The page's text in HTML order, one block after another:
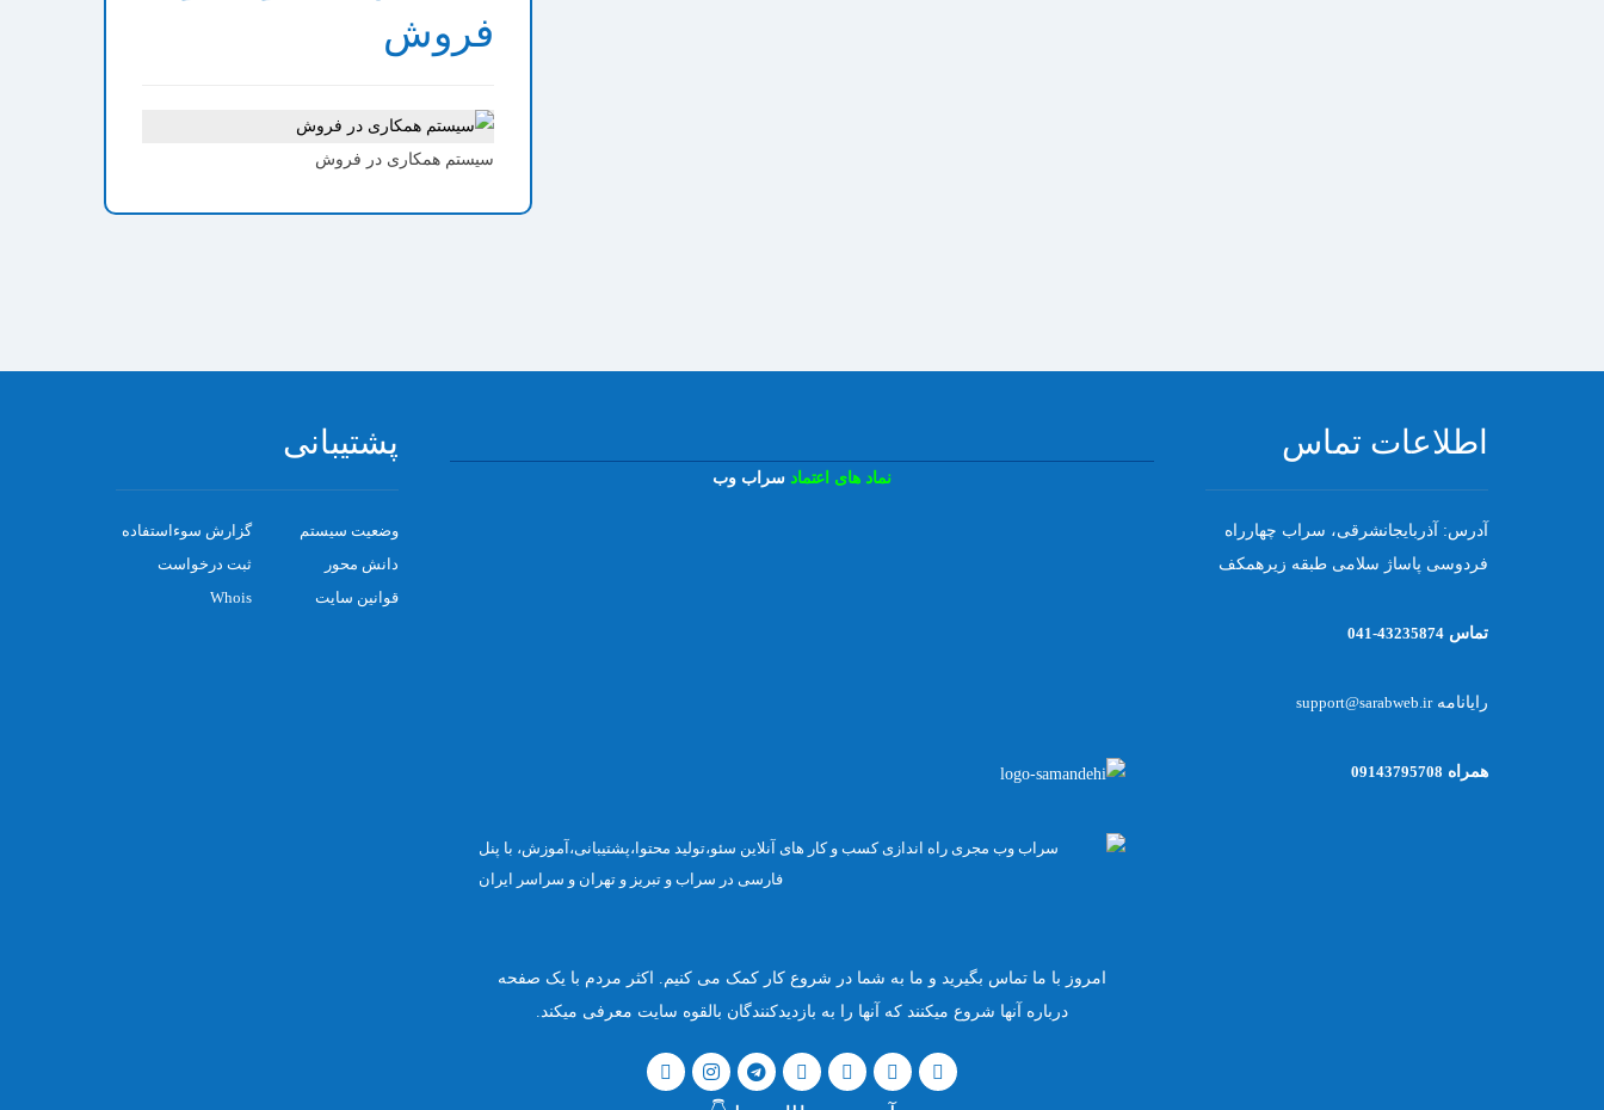
فروش
سیستم همکاری در فروش
اطلاعات تماس
آدرس: آذربایجانشرقی، سراب چهارراه
فردوسی پاساژ سلامی طبقه زیرهمکف
تماس 43235874-041
رایانامهsupport@sarabweb.ir
همراه 09143795708
نماد های اعتماد سراب وب
امروز با ما تماس بگیرید و ما به شما در شروع کار کمک می کنیم. اکثر مردم با یک صفحه
درباره آنها شروع میکنند که آنها را به بازدیدکنندگان بالقوه سایت معرفی میکند.
پشتیبانی
وضعیت سیستم
گزارش سوءاستفاده
دانش محور
ثبت درخواست
قوانین سایت
Whois